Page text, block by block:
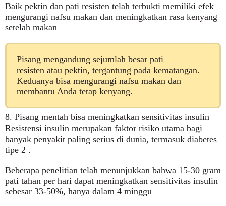
Baik pektin dan pati resisten telah terbukti memiliki efek
mengurangi nafsu makan dan meningkatkan rasa kenyang
setelah makan
Pisang mengandung sejumlah besar pati
resisten atau pektin, tergantung pada kematangan.
Keduanya bisa mengurangi nafsu makan dan
membantu Anda tetap kenyang.
8. Pisang mentah bisa meningkatkan sensitivitas insulin
Resistensi insulin merupakan faktor risiko utama bagi
banyak penyakit paling serius di dunia, termasuk diabetes
tipe 2 .
Beberapa penelitian telah menunjukkan bahwa 15-30 gram
pati tahan per hari dapat meningkatkan sensitivitas insulin
sebesar 33-50%, hanya dalam 4 minggu